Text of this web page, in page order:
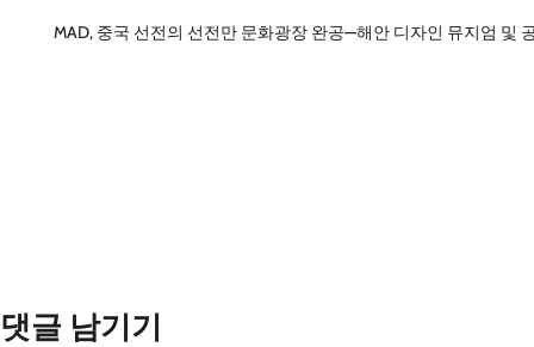
MAD, 중국 선전의 선전만 문화광장 완공—해안 디자인 뮤지엄 및
댓글 남기기